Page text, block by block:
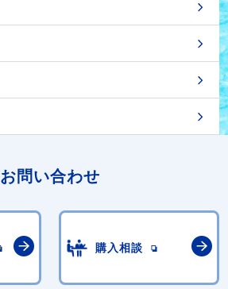
お問い合わせ
購入相談